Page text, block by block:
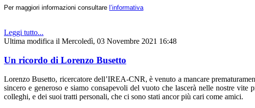
Per maggiori informazioni consultare l’informativa
Leggi tutto...
Ultima modifica il Mercoledì, 03 Novembre 2021 16:48
Un ricordo di Lorenzo Busetto
Lorenzo Busetto, ricercatore dell’IREA-CNR, è venuto a mancare
sincero e generoso e siamo consapevoli del vuoto che lascerà nelle nostre
colleghi, e dei suoi tratti personali, che ci sono stati ancor più cari come amici.